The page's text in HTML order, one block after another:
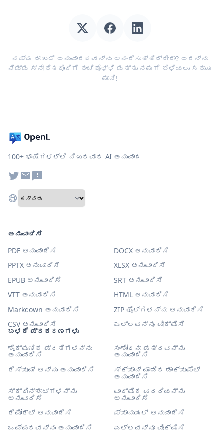
ನಮ್ಮ ದಾಖಲೆ ಅನುವಾದಕವನ್ನು ಆನಂದಿಸುತ್ತಿದ್ದೀರಾ? ಅದನ್ನು
ನಿಮ್ಮ ಸ್ನೇಹಿತರೊಂದಿಗೆ ಹಂಚಿಕೊಳ್ಳಿ ಮತ್ತು ನಮಗೆ ಬೆಳೆಯಲು ಸಹಾಯ
ಮಾಡಿ!
100+ ಭಾಷೆಗಳಲ್ಲಿ ನಿಖರವಾದ AI ಅನುವಾದ
ಬಳಕೆ ಪ್ರಕರಣಗಳು
ಶೈಕ್ಷಣಿಕ ಪ್ರತಿಗಳನ್ನು
ಅನುವಾದಿಸಿ
ಸಂಶೋಧನಾ ಪತ್ರವನ್ನು
ಅನುವಾದಿಸಿ
ರಿಸ್ಯೂಮ್ ಅನ್ನು ಅನುವಾದಿಸಿ
ಸ್ಕ್ಯಾನ್ ಮಾಡಿದ ಡಾಕ್ಯುಮೆಂಟ್
ಅನುವಾದಿಸಿ
ಸ್ಕ್ರೀನ್‌ಶಾಟ್‌ಗಳನ್ನು
ಅನುವಾದಿಸಿ
ವಾರ್ಷಿಕ ವರದಿಯನ್ನು
ಅನುವಾದಿಸಿ
ರಿಪೋರ್ಟ್ ಅನುವಾದಿಸಿ
ಮ್ಯಾನುಯಲ್ ಅನುವಾದಿಸಿ
ಒಪ್ಪಂದವನ್ನು ಅನುವಾದಿಸಿ
ಎಲ್ಲವನ್ನೂ ವೀಕ್ಷಿಸಿ
ಅನುವಾದಿಸಿ
PDF ಅನುವಾದಿಸಿ
DOCX ಅನುವಾದಿಸಿ
PPTX ಅನುವಾದಿಸಿ
XLSX ಅನುವಾದಿಸಿ
EPUB ಅನುವಾದಿಸಿ
SRT ಅನುವಾದಿಸಿ
VTT ಅನುವಾದಿಸಿ
HTML ಅನುವಾದಿಸಿ
Markdown ಅನುವಾದಿಸಿ
ZIP ಫೈಲ್‌ಗಳನ್ನು ಅನುವಾದಿಸಿ
CSV ಅನುವಾದಿಸಿ
ಎಲ್ಲವನ್ನೂ ವೀಕ್ಷಿಸಿ